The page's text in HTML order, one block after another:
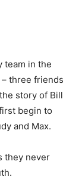
team in the
three friends
story of Bill
begin to
and Max.
they never